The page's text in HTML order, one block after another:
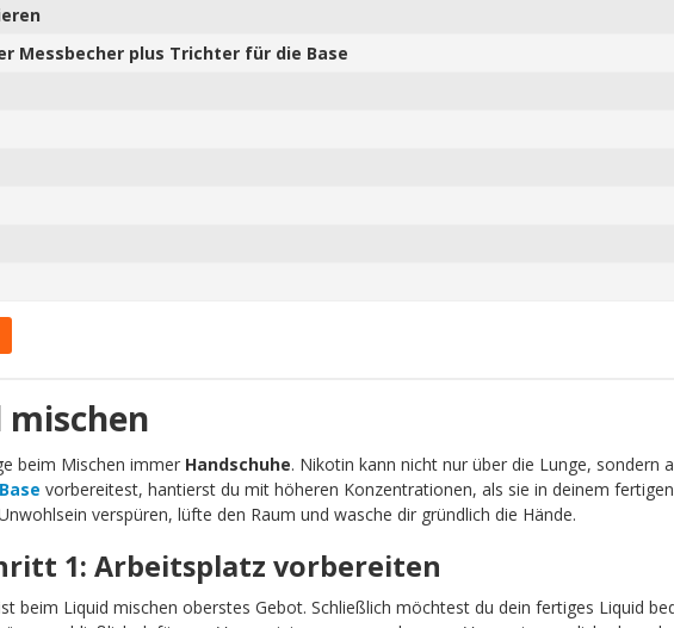
Messbecher plus Trichter für die Base
beim Mischen immer Handschuhe. Nikotin kann nicht nur über die Lunge, sondern
Base vorbereitest, hantierst du mit höheren Konzentrationen, als sie in deinem
verspüren, lüfte den Raum und wasche dir gründlich die Hände.
1: Arbeitsplatz vorbereiten
beim Liquid mischen oberstes Gebot. Schließlich möchtest du dein fertiges Liquid